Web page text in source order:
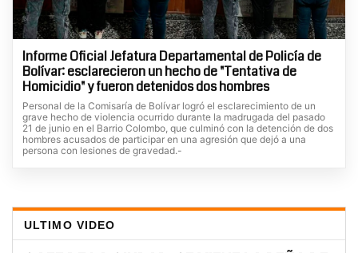
Informe Oficial Jefatura Departamental de Policía de
Bolívar: esclarecieron un hecho de "Tentativa de
Homicidio" y fueron detenidos dos hombres
Personal de la Comisaría de Bolívar logró el esclarecimiento de un
grave hecho de violencia ocurrido durante la madrugada del pasado
21 de junio en el Barrio Colombo, que culminó con la detención de dos
hombres acusados de participar en una agresión que dejó a una
persona con lesiones de gravedad.-
ULTIMO VIDEO